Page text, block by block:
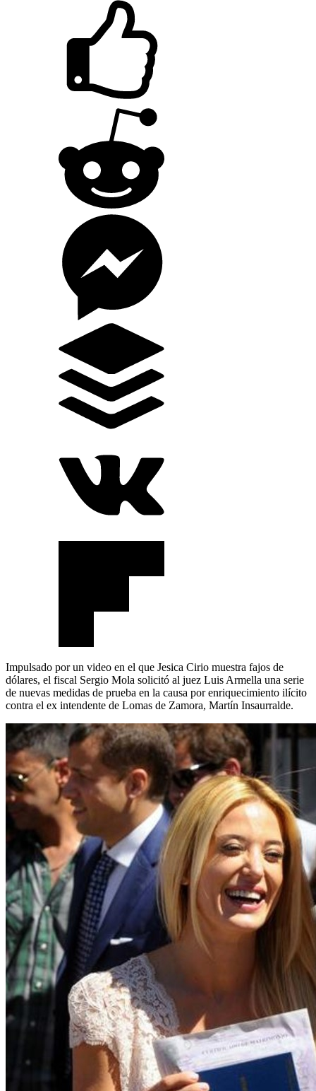
Impulsado por un video en el que Jesica Cirio muestra fajos de
dólares, el fiscal Sergio Mola solicitó al juez Luis Armella una serie
de nuevas medidas de prueba en la causa por enriquecimiento ilícito
contra el ex intendente de Lomas de Zamora, Martín Insaurralde.